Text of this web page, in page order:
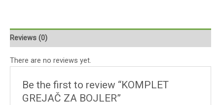
Reviews (0)
There are no reviews yet.
Be the first to review “KOMPLET
GREJAČ ZA BOJLER”